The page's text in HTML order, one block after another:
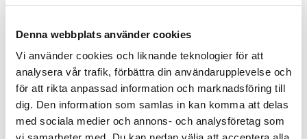
Denna webbplats använder cookies
Vi använder cookies och liknande teknologier för att
analysera vår trafik, förbättra din användarupplevelse och
för att rikta anpassad information och marknadsföring till
dig. Den information som samlas in kan komma att delas
med sociala medier och annons- och analysföretag som
Skottlandvar sommarens transferfönster och UEFA:s
förslag för Financial Fair Play. Kongressen tittade också
på UEFA:s modell för Financial Distribution för 2018-
2021 och lät sig inte imponeras och kommenterade att
modellen inte kommer att förbättra konkurrenskraften i
europeisk fotboll. Faktum är att modellen anses öka de
ekonomiska och finansiella klyftorna mellan klubbar i